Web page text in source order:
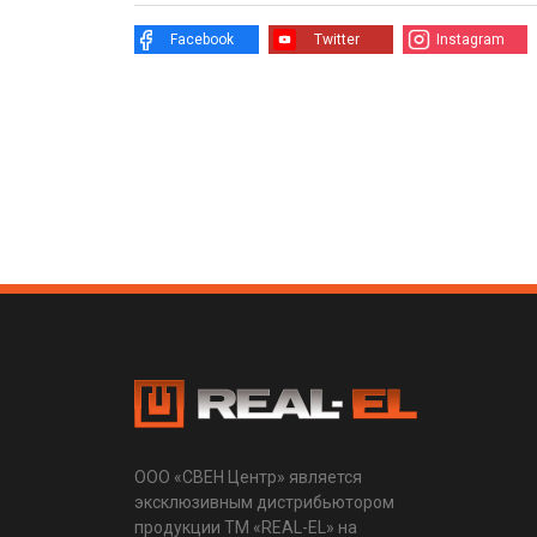
Facebook Twitter Instagram
ООО «СВЕН Центр» является
эксклюзивным дистрибьютором
продукции ТМ «REAL-EL» на